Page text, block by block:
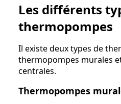
Les différents
thermopompes
Il existe deux types de
thermopompes murales
centrales.
Thermopompes